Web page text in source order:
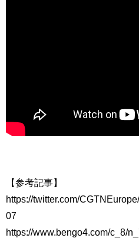
【参考記事】
https://twitter.com/
07
https://www.bengo4.com/c_8/